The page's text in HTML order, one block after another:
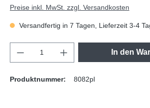
Preise inkl. MwSt. zzgl. Versandkosten
Versandfertig in 7 Tagen, Lieferzeit 3-4
In den
Produktnummer: 8082pl